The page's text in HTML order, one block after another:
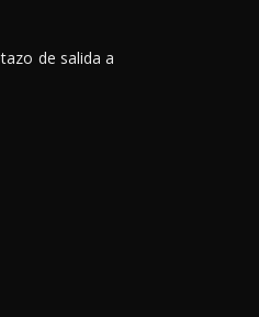
de salida a